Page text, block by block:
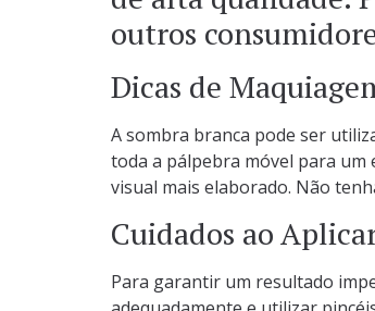
outros
Dicas de
A sombra branca pode ser
toda a pálpebra móvel para um
visual mais elaborado. Não
Cuidados ao
Para garantir um resultado